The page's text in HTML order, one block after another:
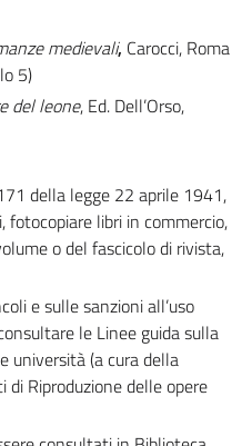
medievali, Carocci, Roma
5)
del leone, Ed. Dell’Orso,
della legge 22 aprile 1941,
fotocopiare libri in commercio,
o del fascicolo di rivista,
e sulle sanzioni all’uso
le Linee guida sulla
università (a cura della
Riproduzione delle opere